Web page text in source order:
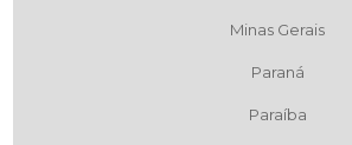
Minas Gerais
Paraná
Paraíba